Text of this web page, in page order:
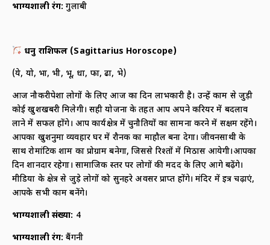
भाग्यशाली रंग: गुलाबी
धनु राशिफल (Sagittarius Horoscope)
(ये, यो, भा, भी, भू, धा, फा, ढा, भे)
आज नौकरीपेशा लोगों के लिए आज का दिन लाभकारी है। उन्हें काम से जुड़ी
कोई खुशखबरी मिलेगी। सही योजना के तहत आप अपने करियर में बदलाव
लाने में सफल होंगे। आप कार्यक्षेत्र में चुनौतियों का सामना करने में सक्षम रहेंगे।
आपका खुशनुमा व्यवहार घर में रौनक का माहौल बना देगा। जीवनसाथी के
साथ रोमांटिक शाम का प्रोग्राम बनेगा, जिससे रिश्तों में मिठास आयेगी।आपका
दिन शानदार रहेगा। सामाजिक स्तर पर लोगों की मदद के लिए आगे बढ़ेंगे।
मीडिया के क्षेत्र से जुड़े लोगों को सुनहरे अवसर प्राप्त होंगे। मंदिर में इत्र चढ़ाएं,
आपके सभी काम बनेंगे।
भाग्यशाली संख्या: 4
भाग्यशाली रंग: बैंगनी